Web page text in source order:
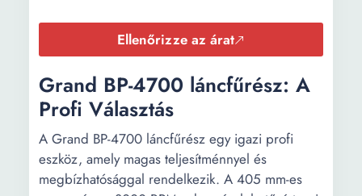
Ellenőrizze az árat
Grand BP-4700 láncfűrész: A
Profi Választás
A Grand BP-4700 láncfűrész egy igazi profi
eszköz, amely magas teljesítménnyel és
megbízhatósággal rendelkezik. A 405 mm-es